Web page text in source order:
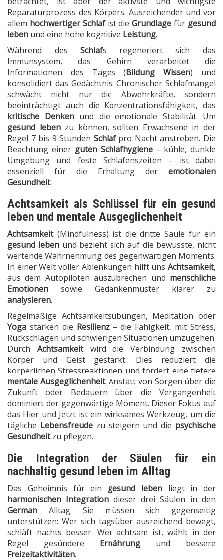
Reparaturprozess des Körpers. Ausreichender und vor
allem hochwertiger Schlafist dieGrundlage für gesund
leben und eine hohe kognitive Leistung.
Während desSchlafs regeneriert sich das
Immunsystem, das Gehirn verarbeitet die
Informationen des Tages (Bildung Wissen) und
konsolidiert das Gedächtnis. Chronischer Schlafmangel
schwächt nicht nur die Abwehrkräfte, sondern
beeinträchtigt auch die Konzentrationsfähigkeit, das
kritische Denkenund die emotionale Stabilität. Um
gesund lebenzu können, sollten Erwachsene in der
Regel 7 bis 9 Stunden Schlafpro Nacht anstreben. Die
Beachtung einer guten Schlafhygiene– kühle, dunkle
Umgebung und feste Schlafenszeiten – ist dabei
essenziell für die Erhaltung der emotionalen
Gesundheit.
Achtsamkeit als Schlüssel für ein gesund
leben und mentale Ausgeglichenheit
Achtsamkeit(Mindfulness) ist die dritte Säule für ein
gesund lebenund bezieht sich auf die bewusste, nicht
wertende Wahrnehmung des gegenwärtigen Moments.
In einer Welt voller Ablenkungen hilft uns Achtsamkeit,
aus dem Autopiloten auszubrechen und menschliche
Emotionen sowie Gedankenmuster klarer zu
analysieren.
Regelmäßige Achtsamkeitsübungen, Meditation oder
Yoga stärken die Resilienz– die Fähigkeit, mit Stress,
Rückschlägen und schwierigen Situationen umzugehen.
Durch Achtsamkeitwird die Verbindung zwischen
Körper und Geist gestärkt. Dies reduziert die
körperlichen Stressreaktionen und fördert eine tiefere
mentale Ausgeglichenheit. Anstatt von Sorgen über die
Zukunft oder Bedauern über die Vergangenheit
dominiert der gegenwärtige Moment. Dieser Fokus auf
das Hier und Jetzt ist ein wirksames Werkzeug, um die
tägliche Lebensfreudezu steigern und die psychische
Gesundheitzu pflegen.
Die Integration der Säulen für ein
nachhaltig gesund leben im Alltag
Das Geheimnis für ein gesund lebenliegt in der
harmonischen Integration dieser drei Säulen in den
German Alltag. Sie müssen sich gegenseitig
unterstützen: Wer sich tagsüber ausreichend bewegt,
schläft nachts besser. Wer achtsam ist, wählt in der
Regel gesündere Ernährung und bessere
Freizeitaktivitäten.